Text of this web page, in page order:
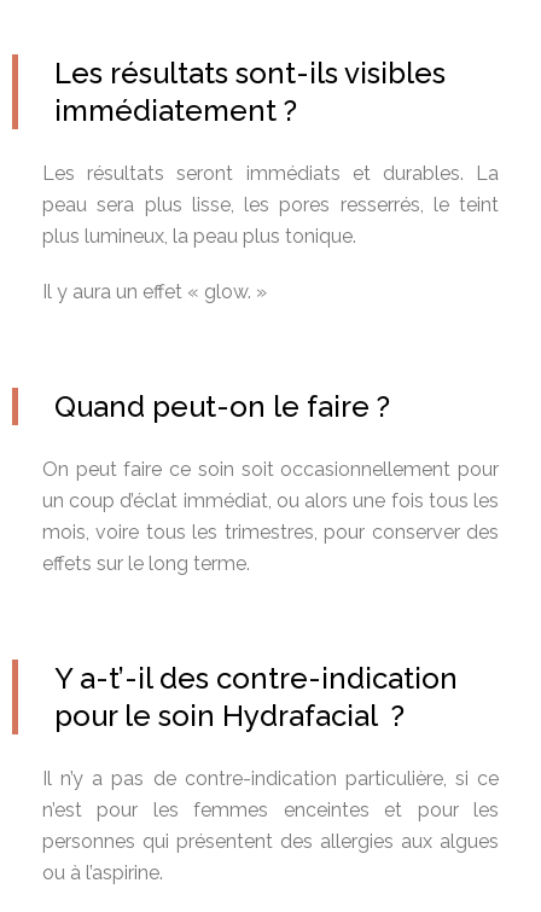
Les résultats sont-ils visibles
immédiatement ?
Les résultats seront immédiats et durables. La
peau sera plus lisse, les pores resserrés, le teint
plus lumineux, la peau plus tonique.
Il y aura un effet « glow. »
Quand peut-on le faire ?
On peut faire ce soin soit occasionnellement pour
un coup d’éclat immédiat, ou alors une fois tous les
mois, voire tous les trimestres, pour conserver des
effets sur le long terme.
Y a-t’-il des contre-indication
pour le soin Hydrafacial ?
Il n’y a pas de contre-indication particulière, si ce
n’est pour les femmes enceintes et pour les
personnes qui présentent des allergies aux algues
ou à l’aspirine.